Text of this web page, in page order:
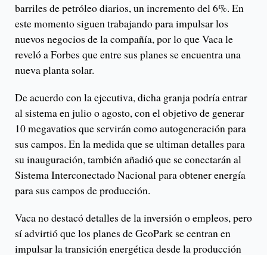
barriles de petróleo diarios, un incremento del 6%. En
este momento siguen trabajando para impulsar los
nuevos negocios de la compañía, por lo que Vaca le
reveló a Forbes que entre sus planes se encuentra una
nueva planta solar.
De acuerdo con la ejecutiva, dicha granja podría entrar
al sistema en julio o agosto, con el objetivo de generar
10 megavatios que servirán como autogeneración para
sus campos. En la medida que se ultiman detalles para
su inauguración, también añadió que se conectarán al
Sistema Interconectado Nacional para obtener energía
para sus campos de producción.
Vaca no destacó detalles de la inversión o empleos, pero
sí advirtió que los planes de GeoPark se centran en
impulsar la transición energética desde la producción